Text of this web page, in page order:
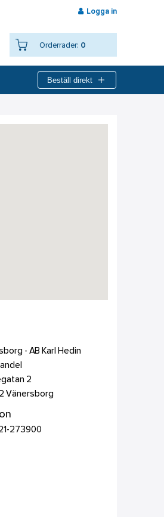
Logga in
Orderrader: 0
Beställ direkt
- AB Karl Hedin
2
Vänersborg
273900